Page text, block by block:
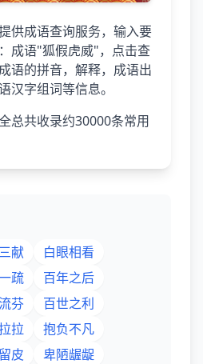
供成语查询服务，输入要
成语"狐假虎威"，点击查
语的拼音，解释，成语出
汉字组词等信息。
总共收录约30000条常用
献
白眼相看
疏
百年之后
芬
百世之利
拉
抱负不凡
皮
卑陋龌龊